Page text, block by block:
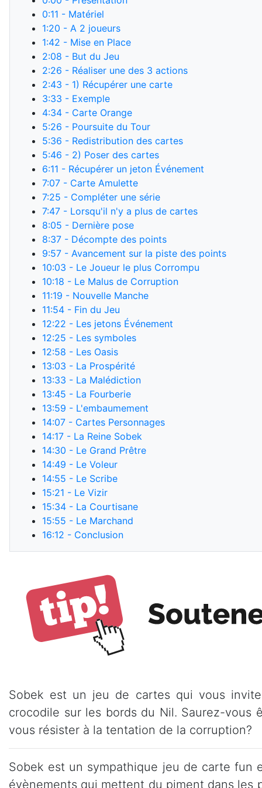
0:11 - Matériel
1:20 - A 2 joueurs
1:42 - Mise en Place
2:08 - But du Jeu
2:26 - Réaliser une des 3 actions
2:43 - 1) Récupérer une carte
3:33 - Exemple
4:34 - Carte Orange
5:26 - Poursuite du Tour
5:36 - Redistribution des cartes
5:46 - 2) Poser des cartes
6:11 - Récupérer un jeton Événement
7:07 - Carte Amulette
7:25 - Compléter une série
7:47 - Lorsqu'il n'y a plus de cartes
8:05 - Dernière pose
8:37 - Décompte des points
9:57 - Avancement sur la piste des points
10:03 - Le Joueur le plus Corrompu
10:18 - Le Malus de Corruption
11:19 - Nouvelle Manche
11:54 - Fin du Jeu
12:22 - Les jetons Événement
12:25 - Les symboles
12:58 - Les Oasis
13:03 - La Prospérité
13:33 - La Malédiction
13:45 - La Fourberie
13:59 - L'embaumement
14:07 - Cartes Personnages
14:17 - La Reine Sobek
14:30 - Le Grand Prêtre
14:49 - Le Voleur
14:55 - Le Scribe
15:21 - Le Vizir
15:34 - La Courtisane
15:55 - Le Marchand
16:12 - Conclusion
Sobek est un jeu de cartes qui vous
crocodile sur les bords du Nil. Saurez-
vous résister à la tentation de la corruption?
Sobek est un sympathique jeu de carte fun
évènements qui mettent du piment dans